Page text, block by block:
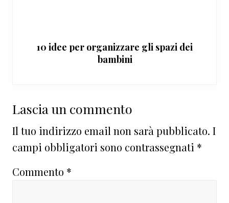
10 idee per organizzare gli spazi dei
bambini
Interazioni
del
lettore
Lascia un commento
Il tuo indirizzo email non sarà pubblicato. I
campi obbligatori sono contrassegnati *
Commento *